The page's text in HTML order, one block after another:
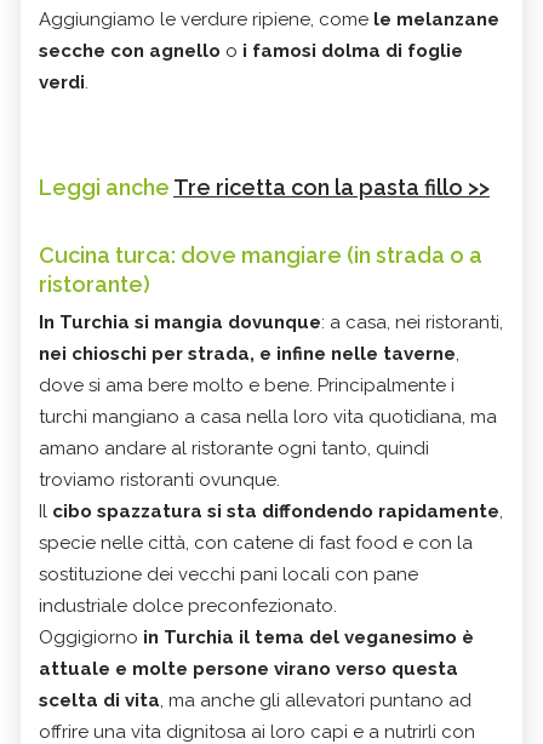
Aggiungiamo le verdure ripiene, come le melanzane
secche con agnello o i famosi dolma di foglie
verdi.
Leggi anche Tre ricetta con la pasta fillo >>
Cucina turca: dove mangiare (in strada o a
ristorante)
In Turchia si mangia dovunque: a casa, nei ristoranti,
nei chioschi per strada, e infine nelle taverne,
dove si ama bere molto e bene. Principalmente i
turchi mangiano a casa nella loro vita quotidiana, ma
amano andare al ristorante ogni tanto, quindi
troviamo ristoranti ovunque.
Il cibo spazzatura si sta diffondendo rapidamente,
specie nelle città, con catene di fast food e con la
sostituzione dei vecchi pani locali con pane
industriale dolce preconfezionato.
Oggigiorno in Turchia il tema del veganesimo è
attuale e molte persone virano verso questa
scelta di vita, ma anche gli allevatori puntano ad
offrire una vita dignitosa ai loro capi e a nutrirli con